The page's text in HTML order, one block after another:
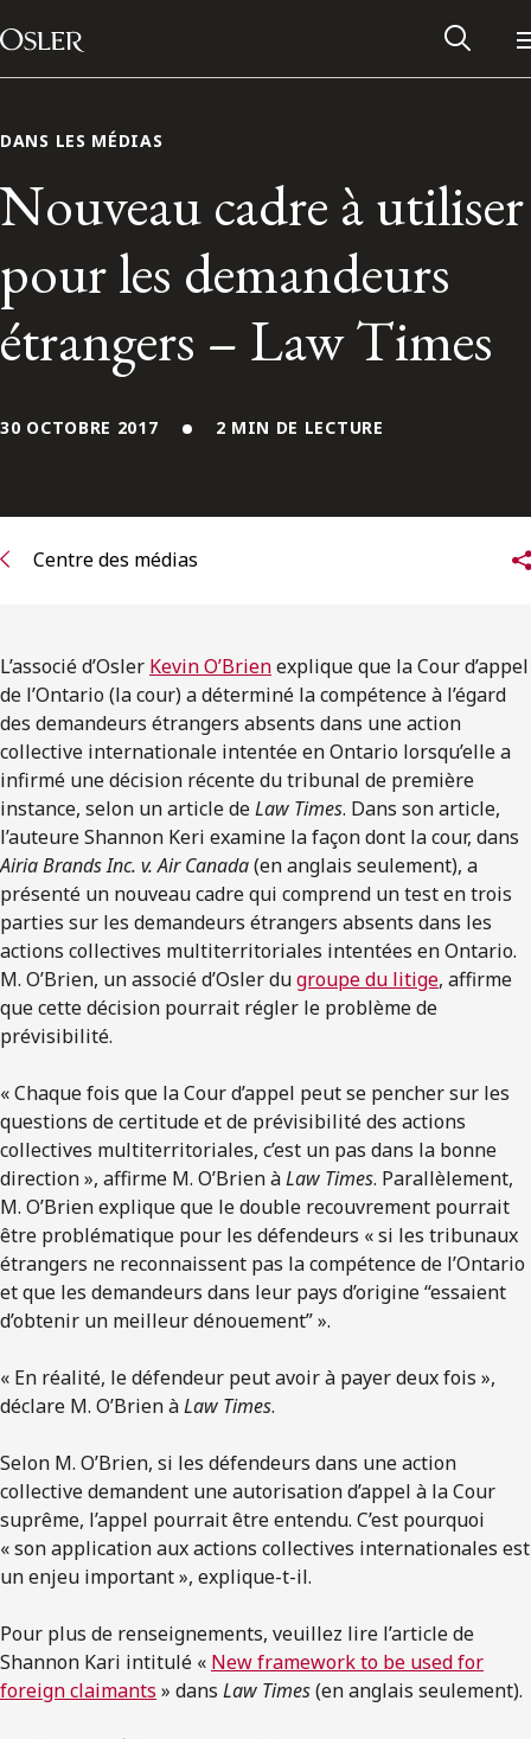
Passer au contenu
Main Navigation
S’abonner
DANS LES MÉDIAS
Nouveau cadre à utiliser
pour les demandeurs
étrangers – Law Times
30 OCTOBRE 2017 2 MIN DE LECTURE
Centre des médias
L’associé d’Osler Kevin O’Brienexplique que la Cour d’appel
de l’Ontario (la cour) a déterminé la compétence à l’égard
des demandeurs étrangers absents dans une action
collective internationale intentée en Ontario lorsqu’elle a
infirmé une décision récente du tribunal de première
instance, selon un article deLaw Times. Dans son article,
l’auteure Shannon Keri examine la façon dont la cour, dans
Airia Brands Inc. v. Air Canada(en anglais seulement), a
présenté un nouveau cadre qui comprend un test en trois
parties sur les demandeurs étrangers absents dans les
actions collectives multiterritoriales intentées en Ontario.
M. O’Brien, un associé d’Osler dugroupe du litige, affirme
que cette décision pourrait régler le problème de
prévisibilité.
« Chaque fois que la Cour d’appel peut se pencher sur les
questions de certitude et de prévisibilité des actions
collectives multiterritoriales, c’est un pas dans la bonne
direction », affirme M. O’Brien àLaw Times. Parallèlement,
M. O’Brien explique que le double recouvrement pourrait
être problématique pour les défendeurs « si les tribunaux
étrangers ne reconnaissent pas la compétence de l’Ontario
et que les demandeurs dans leur pays d’origine “essaient
d’obtenir un meilleur dénouement” ».
« En réalité, le défendeur peut avoir à payer deux fois »,
déclare M. O’Brien àLaw Times.
Selon M. O’Brien, si les défendeurs dans une action
collective demandent une autorisation d’appel à la Cour
suprême, l’appel pourrait être entendu. C’est pourquoi
« son application aux actions collectives internationales est
un enjeu important », explique-t-il.
Pour plus de renseignements, veuillez lire l’article de
Shannon Kari intitulé « New framework to be used for
foreign claimants » dans Law Times(en anglais seulement).